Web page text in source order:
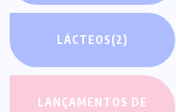
LÁCTEOS(2)
LANÇAMENTOS DE